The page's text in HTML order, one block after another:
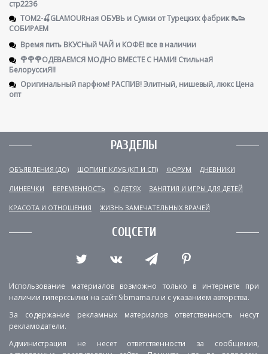
стр2236
ТОМ2-🍒GLAMOURная ОБУВЬ и Сумки от Турецких фабрик 👠👟
СОБИРАЕМ
Время пить ВКУСНый ЧАЙ и КОФЕ! все в наличии
🌹🌹🌹ОДЕВАЕМСЯ МОДНО ВМЕСТЕ С НАМИ! СтильнаЯ
БелоруссиЯ‼
Оригинальный парфюм! РАСПИВ! Элитный, нишевый, люкс Цена
опт
РАЗДЕЛЫ
ОБЪЯВЛЕНИЯ (ДО) ШОПИНГ КЛУБ (КП И СП) ФОРУМ ДНЕВНИКИ
ЛИНЕЕЧКИ БЕРЕМЕННОСТЬ О ДЕТЯХ ЗАНЯТИЯ И ИГРЫ ДЛЯ ДЕТЕЙ
КРАСОТА И ОТНОШЕНИЯ ЖИЗНЬ ЗАМЕЧАТЕЛЬНЫХ ВРАЧЕЙ
СОЦСЕТИ
Использование материалов возможно только в интернете при
наличии гиперссылки на сайт Sibmama.ru и с указанием авторства.
За содержание рекламных материалов ответственность несут
рекламодатели.
Администрация не несет ответственности за сообщения,